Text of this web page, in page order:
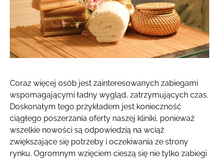
Coraz więcej osób jest zainteresowanych zabiegami
wspomagającymi ładny wygląd, zatrzymujących czas.
Doskonałym tego przykładem jest konieczność
ciągłego poszerzania oferty naszej kliniki, ponieważ
wszelkie nowości są odpowiedzią na wciąż
zwiększające się potrzeby i oczekiwania ze strony
rynku. Ogromnym wzięciem cieszą się nie tylko zabiegi